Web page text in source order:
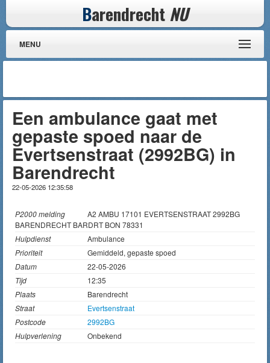
Barendrecht NU
MENU
Een ambulance gaat met
gepaste spoed naar de
Evertsenstraat (2992BG) in
Barendrecht
22-05-2026 12:35:58
P2000 melding
A2 AMBU 17101 EVERTSENSTRAAT 2992BG
BARENDRECHT BARDRT BON 78331
Hulpdienst
Ambulance
Prioriteit
Gemiddeld, gepaste spoed
Datum
22-05-2026
Tijd
12:35
Plaats
Barendrecht
Straat
Evertsenstraat
Postcode
2992BG
Hulpverlening
Onbekend